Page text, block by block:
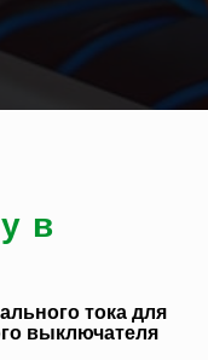
в
тока для
выключателя